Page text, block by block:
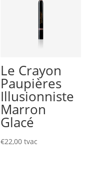
Le Crayon
Paupières
Illusionniste
Marron
Glacé
€22,00 tvac